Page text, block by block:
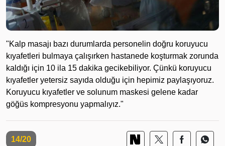
"Kalp masajı bazı durumlarda personelin doğru koruyucu
kıyafetleri bulmaya çalışırken hastanede koşturmak zorunda
kaldığı için 10 ila 15 dakika gecikebiliyor. Çünkü koruyucu
kıyafetler yetersiz sayıda olduğu için hepimiz paylaşıyoruz.
Koruyucu kıyafetler ve solunum maskesi gelene kadar
göğüs kompresyonu yapmalıyız."
14/20